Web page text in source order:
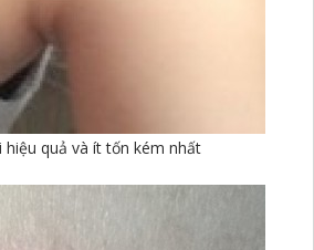
hiệu quả và ít tốn kém nhất